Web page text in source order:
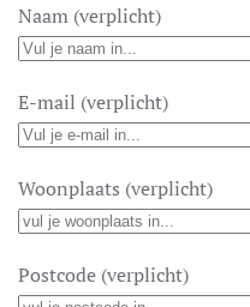
Naam (verplicht)
E-mail (verplicht)
Woonplaats (verplicht)
Postcode (verplicht)